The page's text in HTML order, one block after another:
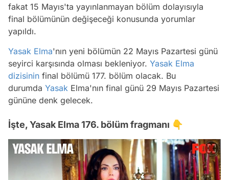
fakat 15 Mayıs'ta yayınlanmayan bölüm dolayısıyla
final bölümünün değişeceği konusunda yorumlar
yapıldı.
Yasak Elma'nın yeni bölümün 22 Mayıs Pazartesi günü
seyirci karşısında olması bekleniyor. Yasak Elma
dizisinin final bölümü 177. bölüm olacak. Bu
durumda Yasak Elma'nın final günü 29 Mayıs Pazartesi
gününe denk gelecek.
İşte, Yasak Elma 176. bölüm fragmanı 👇